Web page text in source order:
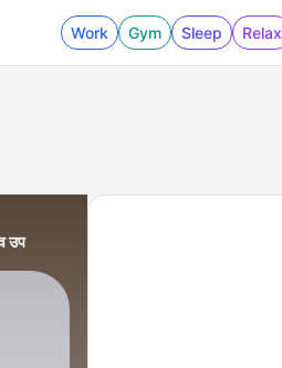
Work Gym Sleep Relax
उप